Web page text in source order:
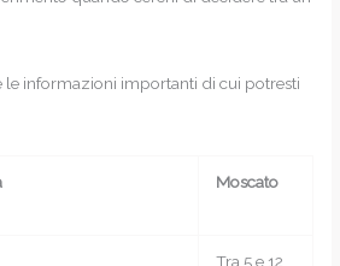
le informazioni importanti di cui potresti
Moscato
Tra 5 e 12